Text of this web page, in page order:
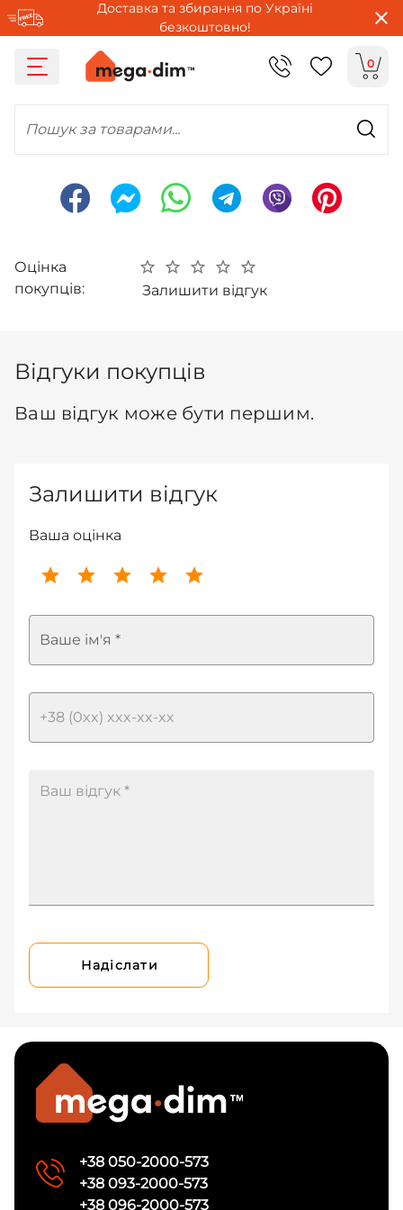
Доставка та збирання по Україні
безкоштовно!
0
Пошук за товарами...
Оцінка
покупців:
Залишити відгук
Відгуки покупців
Ваш відгук може бути першим.
Залишити відгук
Ваша оцінка
Ваше ім'я *
Надіслати
+38 050-2000-573
+38 093-2000-573
+38 096-2000-573